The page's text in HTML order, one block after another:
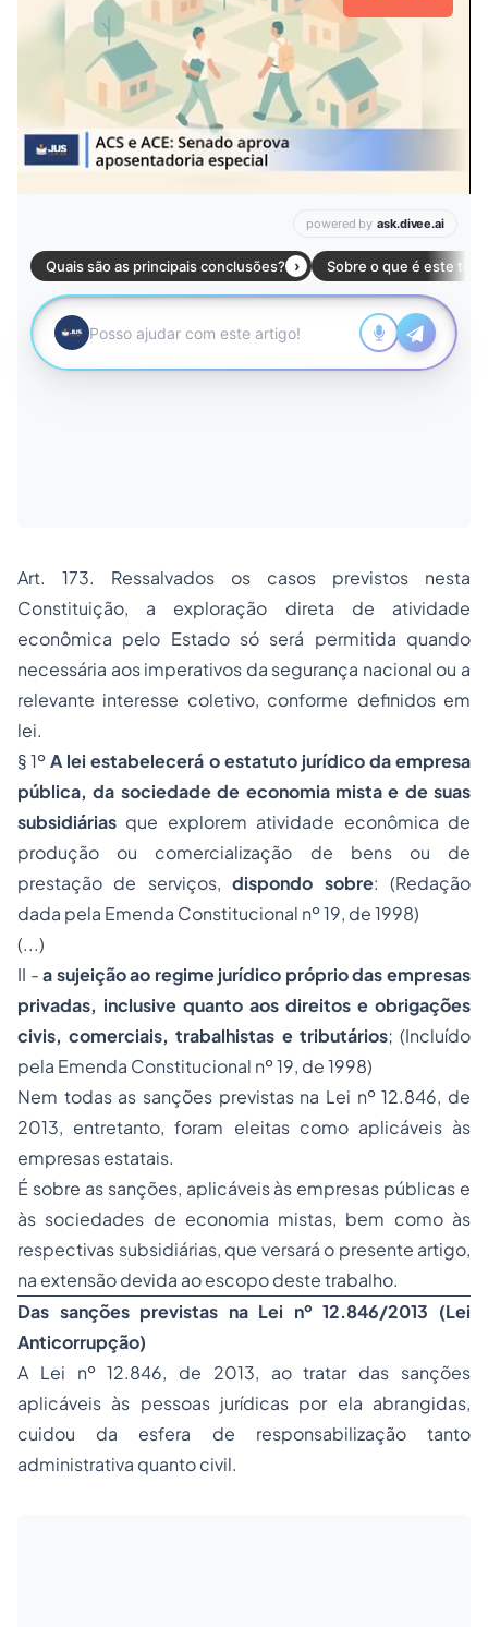
Art. 173. Ressalvados os casos previstos nesta
Constituição, a exploração direta de atividade
econômica pelo Estado só será permitida quando
necessária aos imperativos da segurança nacional ou a
relevante interesse coletivo, conforme definidos em
lei.
§ 1ºA lei estabelecerá o estatuto jurídico da empresa
pública, da sociedade de economia mista e de suas
subsidiárias que explorem atividade econômica de
produção ou comercialização de bens ou de
prestação de serviços, dispondo sobre: (Redação
dada pela Emenda Constitucional nº 19, de 1998)
(...)
II -a sujeição ao regime jurídico próprio das empresas
privadas, inclusive quanto aos direitos e obrigações
civis, comerciais, trabalhistas e tributários; (Incluído
pela Emenda Constitucional nº 19, de 1998)
Nem todas as sanções previstas na Lei nº 12.846, de
2013, entretanto, foram eleitas como aplicáveis às
empresas estatais.
É sobre as sanções, aplicáveis às empresas públicas e
às sociedades de economia mistas, bem como às
respectivas subsidiárias, que versará o presente artigo,
na extensão devida ao escopo deste trabalho.
Das sanções previstas na Lei nº 12.846/2013 (Lei
Anticorrupção)
A Lei nº 12.846, de 2013, ao tratar das sanções
aplicáveis às pessoas jurídicas por ela abrangidas,
cuidou da esfera de responsabilização tanto
administrativa quanto civil.